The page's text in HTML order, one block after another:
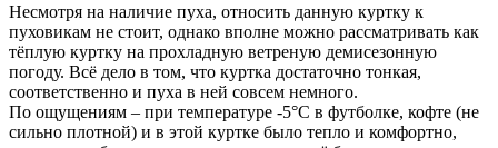
Несмотря на наличие пуха, относить данную куртку к
пуховикам не стоит, однако вполне можно рассматривать как
тёплую куртку на прохладную ветреную демисезонную
погоду. Всё дело в том, что куртка достаточно тонкая,
соответственно и пуха в ней совсем немного.
По ощущениям – при температуре -5°С в футболке, кофте (не
сильно плотной) и в этой куртке было тепло и комфортно,